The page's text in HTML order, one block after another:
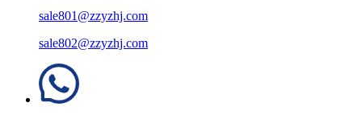
sale801@zzyzhj.com
sale802@zzyzhj.com